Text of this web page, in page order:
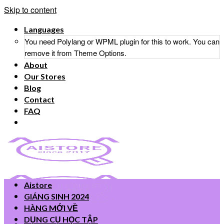
Skip to content
Languages
You need Polylang or WPML plugin for this to work. You can
remove it from Theme Options.
About
Our Stores
Blog
Contact
FAQ
Aistore
GIÁNG SINH 2024
HÀNG MỚI VỀ
DỤNG CỤ HỌC TẬP